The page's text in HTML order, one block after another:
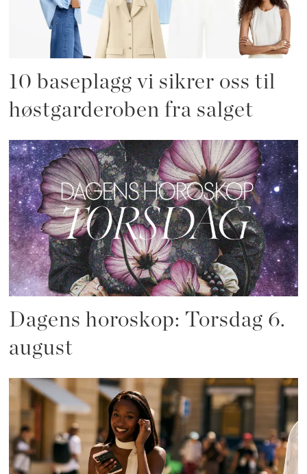
10 baseplagg vi sikrer oss til
høstgarderoben fra salget
Dagens horoskop: Torsdag 6.
august